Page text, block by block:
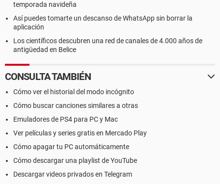
temporada navideña
Así puedes tomarte un descanso de WhatsApp sin borrar la
aplicación
Los científicos descubren una red de canales de 4.000 años de
antigüedad en Belice
CONSULTA TAMBIÉN
Cómo ver el historial del modo incógnito
Cómo buscar canciones similares a otras
Emuladores de PS4 para PC y Mac
Ver películas y series gratis en Mercado Play
Cómo apagar tu PC automáticamente
Cómo descargar una playlist de YouTube
Descargar videos privados en Telegram